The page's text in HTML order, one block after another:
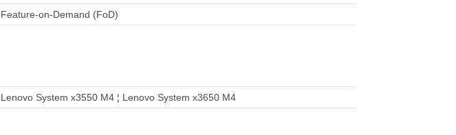
Feature-on-Demand (FoD)
Lenovo System x3550 M4 ¦ Lenovo System x3650 M4